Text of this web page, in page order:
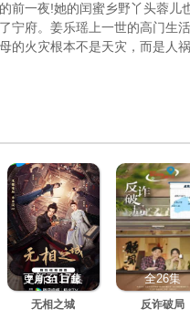
前一夜!她的闰蜜乡野丫头蓉儿
宁府。姜乐瑶上一世的高门生
的火灾根本不是天灾，而是人
更新至17集
无相之城
全26集
反诈破局